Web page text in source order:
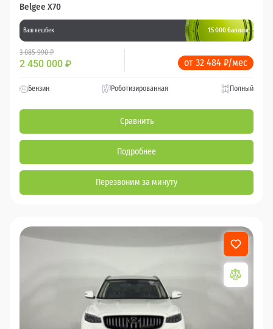
Belgee X70
Ваш кешбек 15 000 баллов
3 085 990 ₽
2 450 000 ₽ от 32 484 ₽/мес
Бензин Роботизированная Полный
Сравнить
Подробнее
Перезвоним за минуту